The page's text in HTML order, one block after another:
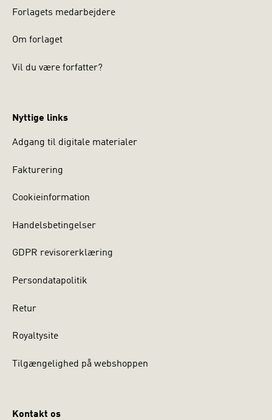
Forlagets medarbejdere
Om forlaget
Vil du være forfatter?
Nyttige links
Adgang til digitale materialer
Fakturering
Cookieinformation
Handelsbetingelser
GDPR revisorerklæring
Persondatapolitik
Retur
Royaltysite
Tilgængelighed på webshoppen
Kontakt os